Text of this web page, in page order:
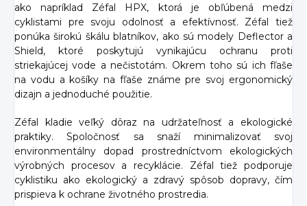
ako napríklad Zéfal HPX, ktorá je obľúbená medzi
cyklistami pre svoju odolnosť a efektívnosť. Zéfal tiež
ponúka širokú škálu blatníkov, ako sú modely Deflector a
Shield, ktoré poskytujú vynikajúcu ochranu proti
striekajúcej vode a nečistotám. Okrem toho sú ich fľaše
na vodu a košíky na fľaše známe pre svoj ergonomický
dizajn a jednoduché použitie.
Zéfal kladie veľký dôraz na udržateľnosť a ekologické
praktiky. Spoločnosť sa snaží minimalizovať svoj
environmentálny dopad prostredníctvom ekologických
výrobných procesov a recyklácie. Zéfal tiež podporuje
cyklistiku ako ekologický a zdravý spôsob dopravy, čím
prispieva k ochrane životného prostredia.